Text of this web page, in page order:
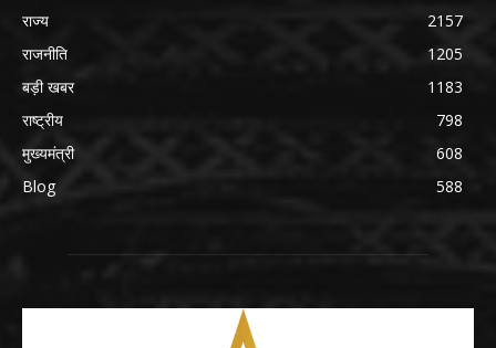
राज्य
2157
राजनीति
1205
बड़ी खबर
1183
राष्ट्रीय
798
मुख्यमंत्री
608
Blog
588